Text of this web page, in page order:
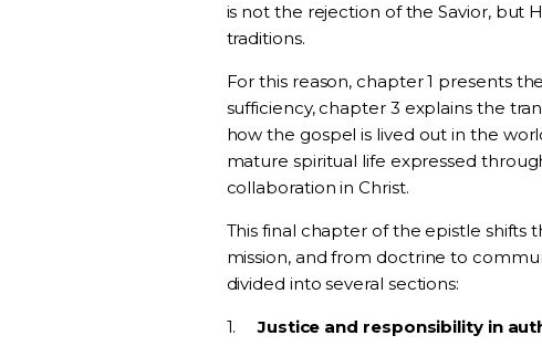
is not the rejection of the Savior, but
traditions.
For this reason, chapter 1 presents
sufficiency, chapter 3 explains the
how the gospel is lived out in the
mature spiritual life expressed
collaboration in Christ.
This final chapter of the epistle shifts
mission, and from doctrine to
divided into several sections:
1. Justice and responsibility in